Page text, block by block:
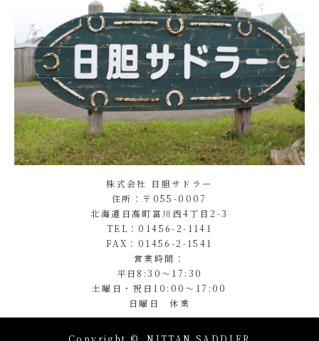
株式会社 日胆サドラー
住所：〒055-0007
北海道日高町富川西4丁目2-3
TEL：01456-2-1141
FAX：01456-2-1541
営業時間：
平日8:30～17:30
土曜日・祝日10:00～17:00
日曜日 休業